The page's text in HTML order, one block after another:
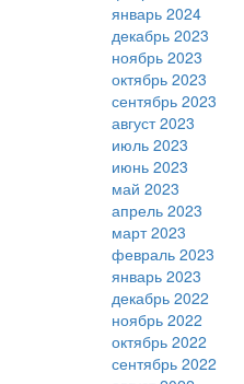
январь 2024
декабрь 2023
ноябрь 2023
октябрь 2023
сентябрь 2023
август 2023
июль 2023
июнь 2023
май 2023
апрель 2023
март 2023
февраль 2023
январь 2023
декабрь 2022
ноябрь 2022
октябрь 2022
сентябрь 2022